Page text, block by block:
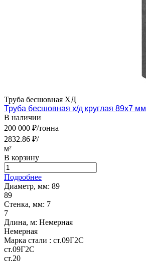
Труба бесшовная ХД
Труба бесшовная х/д круглая 89х7 мм
В наличии
200 000 ₽/тонна
2832.86 ₽/
м²
В корзину
Подробнее
Диаметр, мм: 89
89
Стенка, мм: 7
7
Длина, м: Немерная
Немерная
Марка стали : ст.09Г2С
ст.09Г2С
ст.20